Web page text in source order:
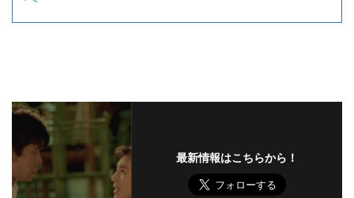
最新情報はこちらから！